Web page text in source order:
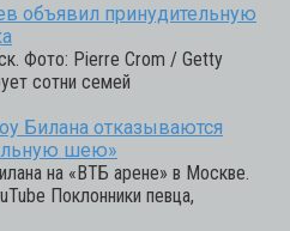
объявил принудительную
Фото: Pierre Crom / Getty
сотни семей
Билана отказываются
шею»
на «ВТБ арене» в Москве.
Поклонники певца,